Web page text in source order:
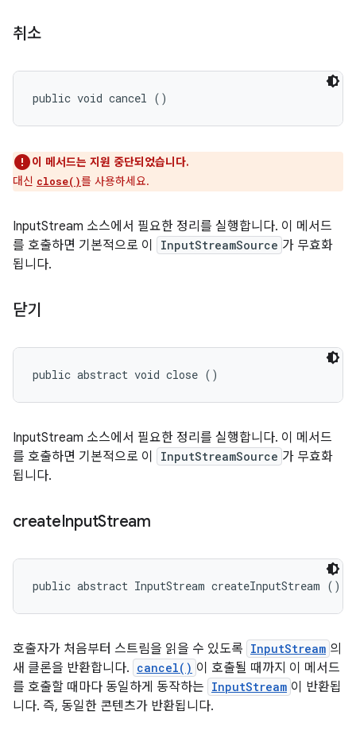
취소
public void cancel ()
이 메서드는 지원 중단되었습니다.
대신 close()를 사용하세요.
InputStream 소스에서 필요한 정리를 실행합니다. 이 메서드
를 호출하면 기본적으로 이
InputStreamSource 가 무효화
됩니다.
닫기
public abstract void close ()
InputStream 소스에서 필요한 정리를 실행합니다. 이 메서드
를 호출하면 기본적으로 이
InputStreamSource 가 무효화
됩니다.
createInputStream
public abstract InputStream createInputStream ()
호출자가 처음부터 스트림을 읽을 수 있도록 InputStream 의
새 클론을 반환합니다. cancel() 이 호출될 때까지 이 메서드
를 호출할 때마다 동일하게 동작하는 InputStream 이 반환됩
니다. 즉, 동일한 콘텐츠가 반환됩니다.